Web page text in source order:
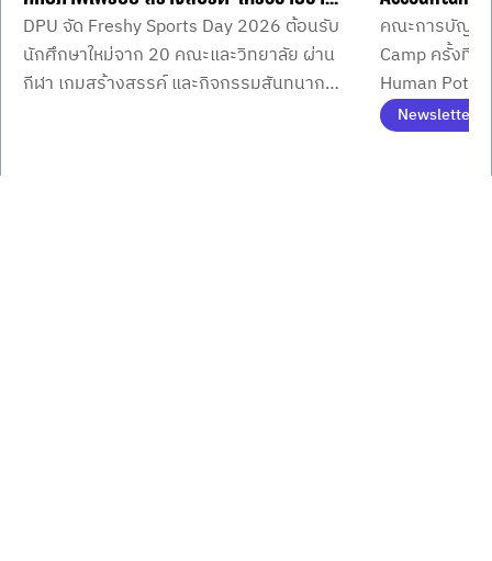
คณะ
DPU จัด Freshy Sports Day 2026 ต้อนรับ
นักศึกษาใหม่จาก 20 คณะและวิทยาลัย ผ่าน
กีฬา เกมสร้างสรรค์ และกิจกรรมสันทนาการ
Potential ที่
แนวคิดของ
อธิการบดี
คณะการบัญชี
Camp ครั้งที่
Human
นักศึกษา ลง
Newsletter